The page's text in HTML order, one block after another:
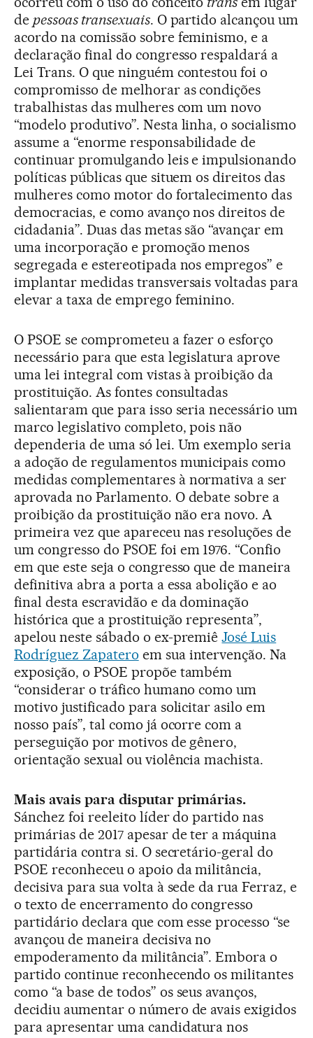
de pessoas transexuais. O partido alcançou um
acordo na comissão sobre feminismo, e a
declaração final do congresso respaldará a
Lei Trans. O que ninguém contestou foi o
compromisso de melhorar as condições
trabalhistas das mulheres com um novo
“modelo produtivo”. Nesta linha, o socialismo
assume a “enorme responsabilidade de
continuar promulgando leis e impulsionando
políticas públicas que situem os direitos das
mulheres como motor do fortalecimento das
democracias, e como avanço nos direitos de
cidadania”. Duas das metas são “avançar em
uma incorporação e promoção menos
segregada e estereotipada nos empregos” e
implantar medidas transversais voltadas para
elevar a taxa de emprego feminino.
O PSOE se comprometeu a fazer o esforço
necessário para que esta legislatura aprove
uma lei integral com vistas à proibição da
prostituição. As fontes consultadas
salientaram que para isso seria necessário um
marco legislativo completo, pois não
dependeria de uma só lei. Um exemplo seria
a adoção de regulamentos municipais como
medidas complementares à normativa a ser
aprovada no Parlamento. O debate sobre a
proibição da prostituição não era novo. A
primeira vez que apareceu nas resoluções de
um congresso do PSOE foi em 1976. “Confio
em que este seja o congresso que de maneira
definitiva abra a porta a essa abolição e ao
final desta escravidão e da dominação
histórica que a prostituição representa”,
apelou neste sábado o ex-premiêJosé Luis
Rodríguez Zapatero em sua intervenção. Na
exposição, o PSOE propõe também
“considerar o tráfico humano como um
motivo justificado para solicitar asilo em
nosso país”, tal como já ocorre com a
perseguição por motivos de gênero,
orientação sexual ou violência machista.
Mais avais para disputar primárias.
Sánchez foi reeleito líder do partido nas
primárias de 2017 apesar de ter a máquina
partidária contra si. O secretário-geral do
PSOE reconheceu o apoio da militância,
decisiva para sua volta à sede da rua Ferraz, e
o texto de encerramento do congresso
partidário declara que com esse processo “se
avançou de maneira decisiva no
empoderamento da militância”. Embora o
partido continue reconhecendo os militantes
como “a base de todos” os seus avanços,
decidiu aumentar o número de avais exigidos
para apresentar uma candidatura nos